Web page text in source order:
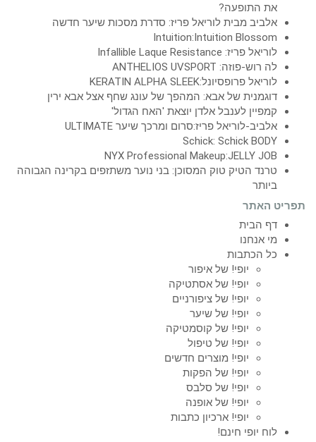
את התופעה?
אלביב מבית לוריאל פריז: סדרת מסכות שיער חדשה
Intuition:Intuition Blossom
לוריאל פריז: Infallible Laque Resistance
לה רוש-פוזה: ANTHELIOS UVSPORT
לוריאל פרופסיונל:KERATIN ALPHA SLEEK
דוגמנית של אבא: המהפך של עונג שחף אצל אבא ירין
קמפיין לענבל אלדן יוצאת 'האח הגדול'
אלביב-לוריאל פריז:סרום ומרכך שיער ULTIMATE
Schick: Schick BODY
NYX Professional Makeup:JELLY JOB
טרנד הטיק טוק המסוכן: בני נוער משתזפים בקרינה הגבוהה
ביותר
תפריט האתר
דף הבית
מי אנחנו
כל הכתבות
יופי! של איפור
יופי! של אסתטיקה
יופי! של ציפורניים
יופי! של שיער
יופי! של קוסמטיקה
יופי! של טיפול
יופי! מוצרים חדשים
יופי! של הפקות
יופי! של סלבס
יופי! של אופנה
יופי! ארכיון כתבות
לוח יופי חינם!